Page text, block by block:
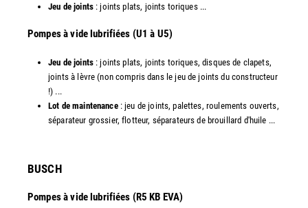
Jeu de joints: joints plats, joints toriques ...
​Pompes à vide lubrifiées (U1 à U5)
Jeu de joints: joints plats, joints toriques, disques de clapets,
joints à lèvre (non compris dans le jeu de joints du constructeur
!) ...
Lot de maintenance: jeu de joints, palettes, roulements ouverts,
séparateur grossier, flotteur, séparateurs de brouillard d'huile ...
​BUSCH
Pompes à vide lubrifiées (R5 KB EVA)